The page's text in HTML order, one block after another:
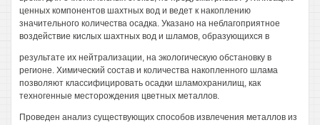
ценных компонентов шахтных вод и ведет к накоплению
значительного количества осадка. Указано на неблагоприятное
воздействие кислых шахтных вод и шламов, образующихся в
результате их нейтрализации, на экологическую обстановку в
регионе. Химический состав и количества накопленного шлама
позволяют классифицировать осадки шламохранилищ, как
техногенные месторождения цветных металлов.
Проведен анализ существующих способов извлечения металлов из